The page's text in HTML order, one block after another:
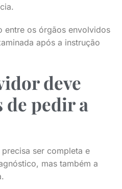
entre os órgãos envolvidos
após a instrução
deve
de pedir a
ser completa e
mas também a